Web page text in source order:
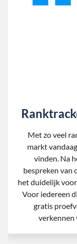
Met zo veel
markt
vinden. Na
bespreken van
het duidelijk
Voor iedereen
gratis
verkennen